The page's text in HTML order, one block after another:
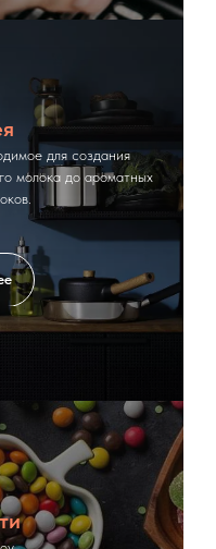
для создания
молока до ароматных